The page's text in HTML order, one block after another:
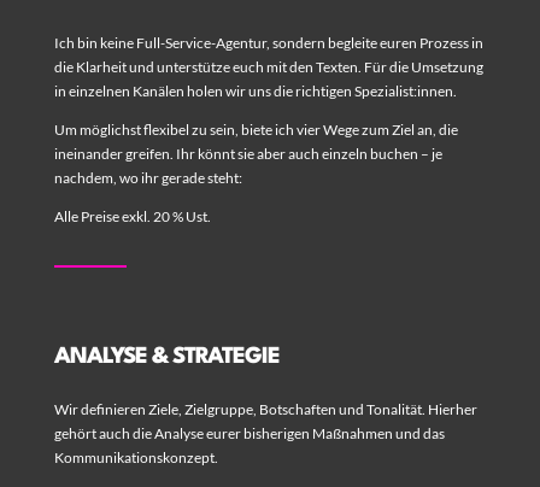
Ich bin keine Full-Service-Agentur, sondern begleite euren Prozess in
die Klarheit und unterstütze euch mit den Texten. Für die Umsetzung
in einzelnen Kanälen holen wir uns die richtigen Spezialist:innen.
Um möglichst flexibel zu sein, biete ich vier Wege zum Ziel an, die
ineinander greifen. Ihr könnt sie aber auch einzeln buchen – je
nachdem, wo ihr gerade steht:
Alle Preise exkl. 20 % Ust.
ANALYSE & STRATEGIE
Wir definieren Ziele, Zielgruppe, Botschaften und Tonalität. Hierher
gehört auch die Analyse eurer bisherigen Maßnahmen und das
Kommunikationskonzept.